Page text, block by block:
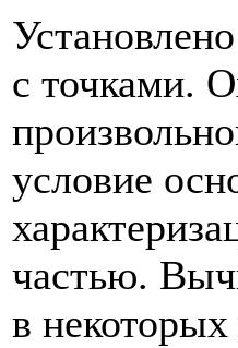
с точками.
условие
частью.
в